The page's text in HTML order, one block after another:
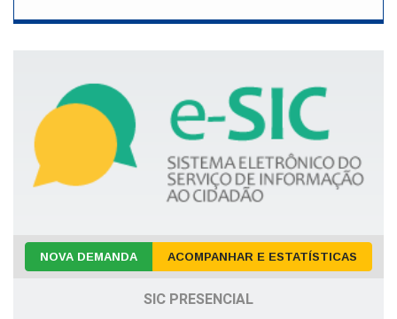
NOVA DEMANDA ACOMPANHAR E ESTATÍSTICAS
SIC PRESENCIAL